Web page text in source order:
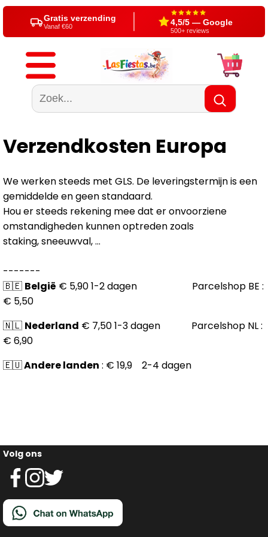
Gratis verzending
Vanaf €60 4,5/5 — Google
500+ reviews
Verzendkosten Europa
We werken steeds met GLS. De leveringstermijn is een
gemiddelde en geen standaard.
Hou er steeds rekening mee dat er onvoorziene
omstandigheden kunnen optreden zoals
staking, sneeuwval, ...
-------
🇧🇪 België € 5,90 1-2 dagen Parcelshop BE :
€ 5,50
🇳🇱 Nederland € 7,50 1-3 dagen Parcelshop NL :
€ 6,90
🇪🇺Andere landen : € 19,9 2-4 dagen
Volg ons